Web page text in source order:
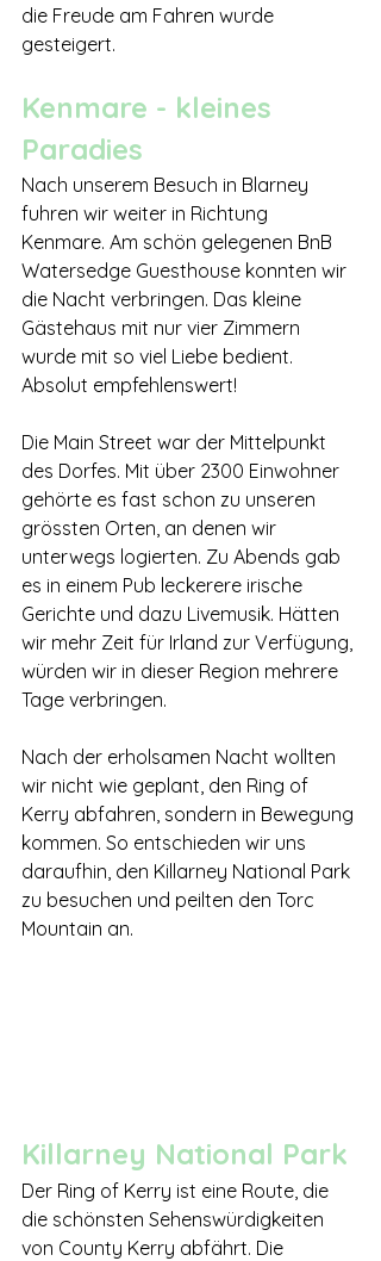
die Freude am Fahren wurde
gesteigert.
Kenmare - kleines
Paradies
Nach unserem Besuch in Blarney
fuhren wir weiter in Richtung
Kenmare. Am schön gelegenen BnB
Watersedge Guesthouse konnten wir
die Nacht verbringen. Das kleine
Gästehaus mit nur vier Zimmern
wurde mit so viel Liebe bedient.
Absolut empfehlenswert!
Die Main Street war der Mittelpunkt
des Dorfes. Mit über 2300 Einwohner
gehörte es fast schon zu unseren
grössten Orten, an denen wir
unterwegs logierten. Zu Abends gab
es in einem Pub leckerere irische
Gerichte und dazu Livemusik. Hätten
wir mehr Zeit für Irland zur Verfügung,
würden wir in dieser Region mehrere
Tage verbringen.
Nach der erholsamen Nacht wollten
wir nicht wie geplant, den Ring of
Kerry abfahren, sondern in Bewegung
kommen. So entschieden wir uns
daraufhin, den Killarney National Park
zu besuchen und peilten den Torc
Mountain an.
Killarney National Park
Der Ring of Kerry ist eine Route, die
die schönsten Sehenswürdigkeiten
von County Kerry abfährt. Die